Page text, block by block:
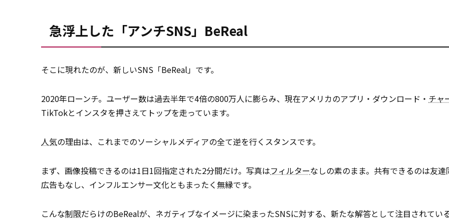
急浮上した「アンチSNS」BeReal
そこに現れたのが、新しいSNS「BeReal」です。
2020年ローンチ。ユーザー数は過去半年で4倍の800万人に膨らみ、現在アメリカのアプリ・ダウンロード・ チャ
TikTokとインスタを押さえてトップを走っています。
人気の理由は、これまでのソーシャルメディアの全て逆を行くスタンスです。
まず、画像投稿できるのは1日1回指定された2分間だけ。写真はフィルターなしの素のまま。共有できるのは友達
広告もなし、インフルエンサー文化ともまったく無縁です。
こんな制限だらけのBeRealが、ネガティブなイメージに染まったSNSに対する、新たな解答として注目されている